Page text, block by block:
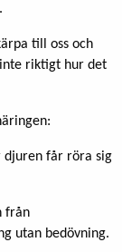
till oss och
riktigt hur det
djuren får röra sig
från
utan bedövning.